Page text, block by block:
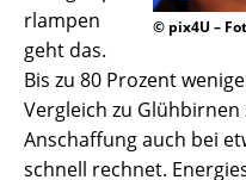
© pix4U –
rlampen
geht das.
Bis zu 80 Prozent
Vergleich zu
Anschaffung auch bei
schnell rechnet.